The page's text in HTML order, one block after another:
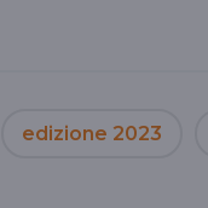
edizione 2023